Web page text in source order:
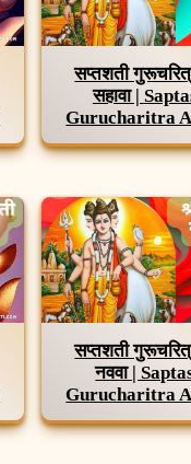
सप्तशती
सहावा |
Gurucharitra
सप्तशती
नववा |
Gurucharitra